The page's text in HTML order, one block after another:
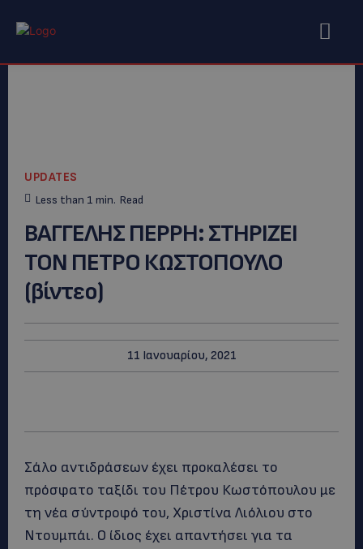
UPDATES
Less than 1 min. Read
ΒΑΓΓΕΛΗΣ ΠΕΡΡΗ: ΣΤΗΡΙΖΕΙ
ΤΟΝ ΠΕΤΡΟ ΚΩΣΤΟΠΟΥΛΟ
(βίντεο)
11 Ιανουαρίου, 2021
Σάλο αντιδράσεων έχει προκαλέσει το
πρόσφατο ταξίδι του Πέτρου Κωστόπουλου με
τη νέα σύντροφό του, Χριστίνα Λιόλιου στο
Ντουμπάι. Ο ίδιος έχει απαντήσει για τα